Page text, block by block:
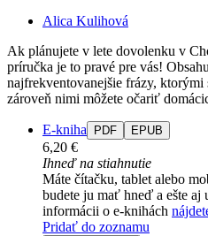
Alica Kulihová
Ak plánujete v lete dovolenku v
príručka je to pravé pre vás!
najfrekventovanejšie frázy, ktorými
zároveň nimi môžete očariť
E-kniha PDF EPUB
6,20 €
Ihneď na stiahnutie
Máte čítačku, tablet alebo
budete ju mať hneď a ešte aj
informácii o e-knihách
Pridať do zoznamu